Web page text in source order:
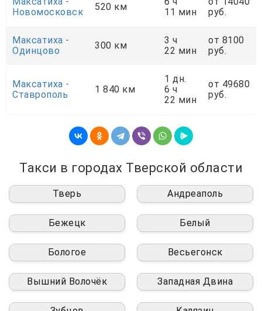
Новомосковск
520 км
11 мин
руб.
Максатиха -
Одинцово
300 км
3 ч
22 мин
от 8100
руб.
Максатиха -
Ставрополь
1 840 км
1 дн.
6 ч
22 мин
от 49680
руб.
Такси в городах Тверской области
Тверь Андреаполь
Бежецк Белый
Бологое Весьегонск
Вышний Волочёк Западная Двина